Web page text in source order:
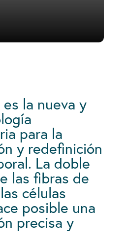
es la nueva y
para la
y redefinición
La doble
las fibras de
células
posible una
precisa y